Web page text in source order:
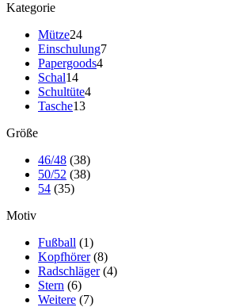
Kategorie
Mütze2424
Produkte
Einschulung77
Papergoods44
Schal1414
Produkte
Schultüte44
Tasche1313
Größe
46/48 (38)
50/52 (38)
54 (35)
Motiv
Fußball (1)
Kopfhörer (8)
Radschläger (4)
Stern (6)
Weitere (7)